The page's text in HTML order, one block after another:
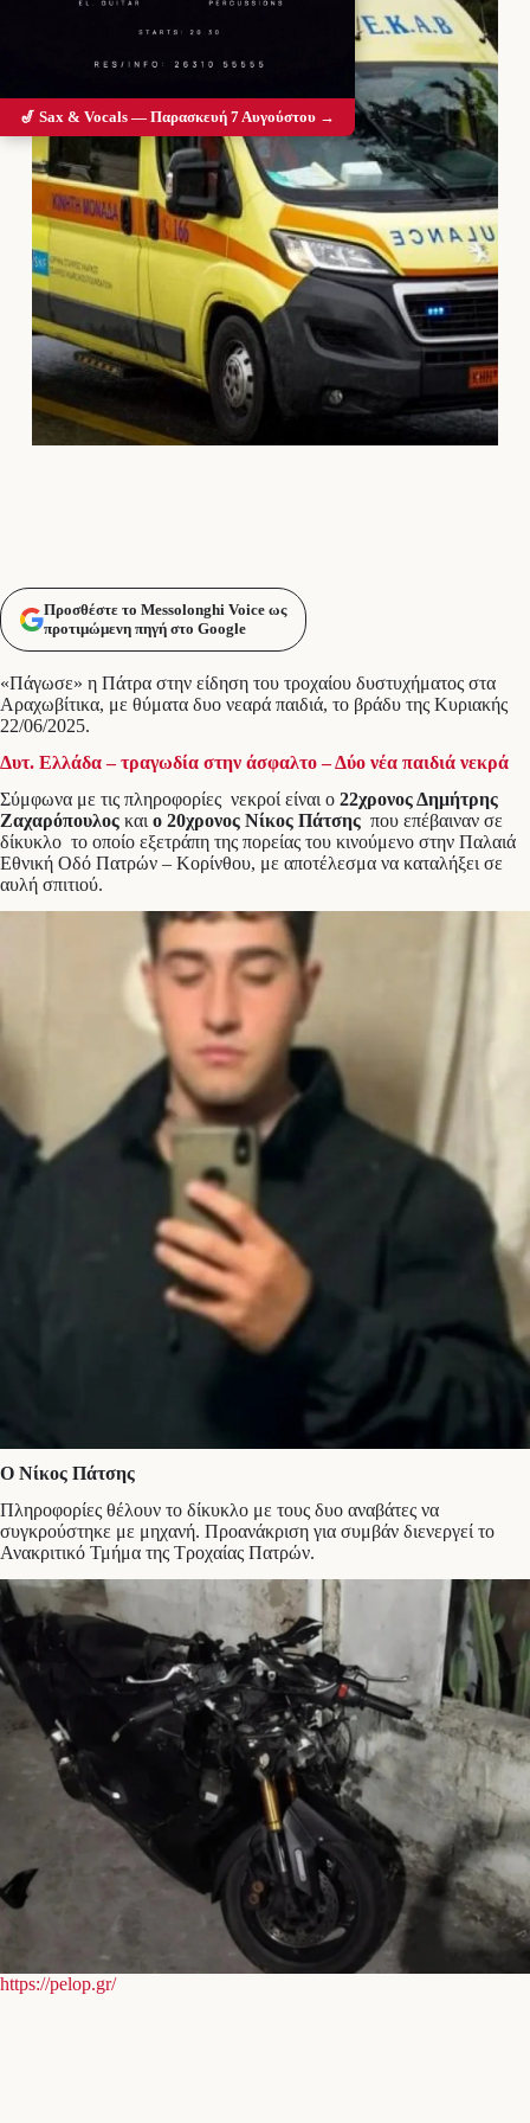
Προσθέστε το Messolonghi Voice ως
προτιμώμενη πηγή στο Google
«Πάγωσε» η Πάτρα στην είδηση του τροχαίου δυστυχήματος στα
Αραχωβίτικα, με θύματα δυο νεαρά παιδιά, το βράδυ της Κυριακής
22/06/2025.
Δυτ. Ελλάδα – τραγωδία στην άσφαλτο – Δύο νέα παιδιά νεκρά
Σύμφωνα με τις πληροφορίες νεκροί είναι ο 22χρονος Δημήτρης
Ζαχαρόπουλος και ο 20χρονος Νίκος Πάτσης που επέβαιναν σε
δίκυκλο το οποίο εξετράπη της πορείας του κινούμενο στην Παλαιά
Εθνική Οδό Πατρών – Κορίνθου, με αποτέλεσμα να καταλήξει σε
αυλή σπιτιού.
Ο Νίκος Πάτσης
Πληροφορίες θέλουν το δίκυκλο με τους δυο αναβάτες να
συγκρούστηκε με μηχανή. Προανάκριση για συμβάν διενεργεί το
Ανακριτικό Τμήμα της Τροχαίας Πατρών.
https://pelop.gr/
🎷 Sax & Vocals — Παρασκευή 7 Αυγούστου →